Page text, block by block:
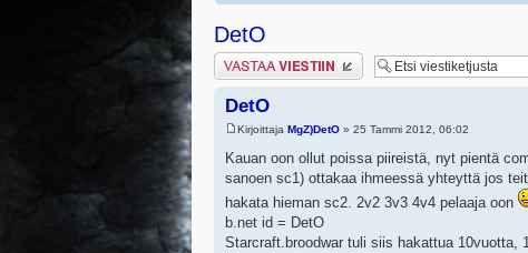
DetO
Lähetä vastaus
DetO
Kirjoittaja MgZ)DetO » 25 Tammi 2012, 06:02
Kauan oon ollut poissa piireistä, nyt pientä
sanoen sc1) ottakaa ihmeessä yhteyttä jos
hakata hieman sc2. 2v2 3v3 4v4 pelaaja oon
b.net id = DetO
Starcraft.broodwar tuli siis hakattua 10vuotta,